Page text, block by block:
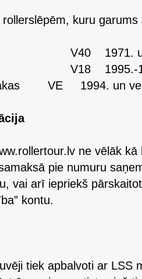
kuru
un
1996.
VE 1994. un
ne vēlāk
pie numuru
vai arī iepriekš
kontu.
tiek apbalvoti ar LSS